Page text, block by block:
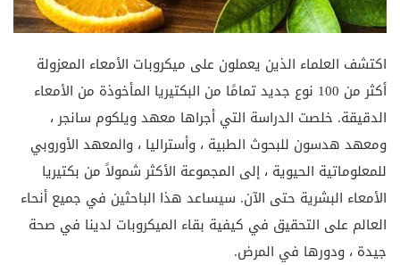
اكتشف العلماء الذين يعملون على ميكروبات الأمعاء المعزولة
أكثر من 100 نوع جديد تمامًا من البكتيريا المأخوذة من الأمعاء
الدقيقة. خلصت الدراسة التي أجراها معهد ويلكوم سانجر ،
ومعهد هدسون للبحوث الطبية ، وأستراليا ، والمعهد الأوروبي
للمعلوماتية الحيوية ، إلى المجموعة الأكثر شمولاً من بكتيريا
الأمعاء البشرية حتى الآن. سيساعد هذا الباحثين في جميع أنحاء
العالم على التحقيق في كيفية بقاء الميكروبات لدينا في صحة
جيدة ، ودورها في المرض.